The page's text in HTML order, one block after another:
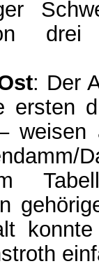
: Der
ersten